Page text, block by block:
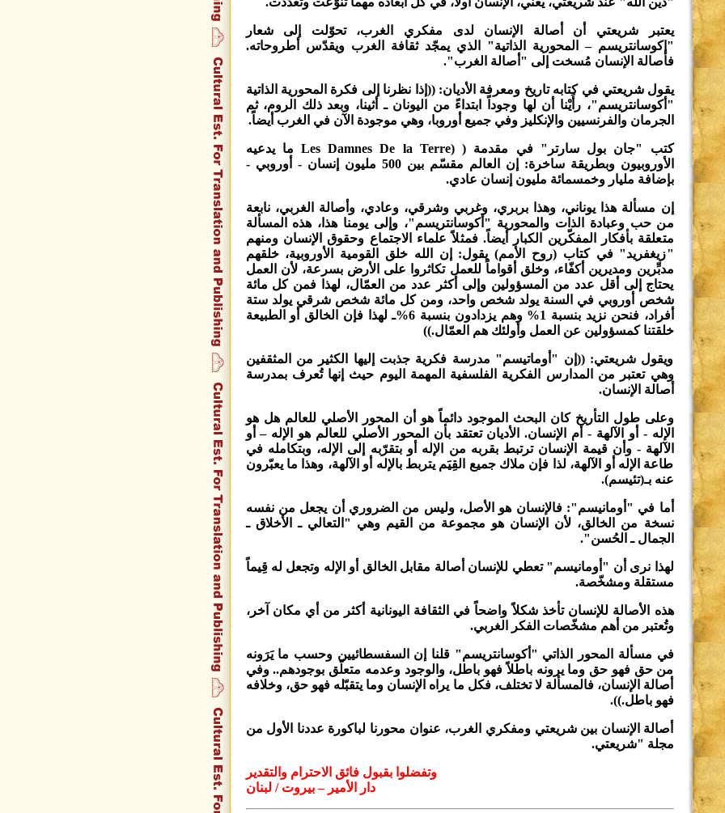
يعتبر شريعتي أن أصالة الإنسان لدى مفكري الغرب، تحوّلت إلى شعار
"إكوسانتريسم – المحورية الذاتية" الذي يمجّد ثقافة الغرب ويقدّس أطروحاته.
فأصالة الإنسان مُسخت إلى "أصالة الغرب".
يقول شريعتي في كتابه تاريخ ومعرفة الأديان: ((إذا نظرنا إلى فكرة المحورية الذاتية
"أكوسانتريسم"، رأَيْنا أن لها وجوداً ابتداءً من اليونان ـ أثينا، وبعد ذلك الروم، ثم
الجرمان والفرنسيين والإنكليز وفي جميع أوروبا، وهي موجودة الآن في الغرب أيضاً.
كتب "جان بول سارتر" في مقدمة ( (Les Damnes De la Terre ما يدعيه
الأوروبيون وبطريقة ساخرة: إن العالم مقسّم بين 500 مليون إنسان - أوروبي -
بإضافة مليار وخمسمائة مليون إنسان عادي.
إن مسألة هذا يوناني، وهذا بربري، وغربي وشرقي، وعادي، وأصالة الغربي، نابعة
من حب وعبادة الذات والمحورية "أكوسانتريسم"، وإلى يومنا هذا، هذه المسألة
متعلقة بأفكار المفكّرين الكبار أيضاً. فمثلاً علماء الاجتماع وحقوق الإنسان ومنهم
"زيغفريد" في كتاب (روح الأمم) يقول: إن الله خلق القومية الأوروبية، خلقهم
مدبِّرين ومديرين أكفّاء، وخلق أقواماً للعمل تكاثروا على الأرض بسرعة، لأن العمل
يحتاج إلى أقل عدد من المسؤولين وإلى أكثر عدد من العمّال، لهذا فمن كل مائة
شخص أوروبي في السنة يولد شخص واحد، ومن كل مائة شخص شرقي يولد ستة
أفراد، فنحن نزيد بنسبة 1% وهم يزدادون بنسبة 6%ـ لهذا فإن الخالق أو الطبيعة
خلقتنا كمسؤولين عن العمل وأولئك هم العمّال.))
ويقول شريعتي: ((إن "أوماتيسم" مدرسة فكرية جذبت إليها الكثير من المثقفين
وهي تعتبر من المدارس الفكرية الفلسفية المهمة اليوم حيث إنها تُعرف بمدرسة
أصالة الإنسان.
وعلى طول التأريخ كان البحث الموجود دائماً هو أن المحور الأصلي للعالم هل هو
الإله - أو الآلهة - أم الإنسان. الأديان تعتقد بأن المحور الأصلي للعالم هو الإله – أو
الآلهة - وأن قيمة الإنسان ترتبط بقربه من الإله أو بتقرّبه إلى الإله، وبتكامله في
طاعة الإله أو الآلهة، لذا فإن ملاك جميع القِيَم يتربط بالإله أو الآلهة، وهذا ما يعبّرون
عنه بـ(تئيسم).
أما في "أومانيسم": فالإنسان هو الأصل، وليس من الضروري أن يجعل من نفسه
نسخة من الخالق، لأن الإنسان هو مجموعة من القيم وهي "التعالي ـ الأخلاق ـ
الجمال ـ الحُسن".
لهذا نرى أن "أومانيسم" تعطي للإنسان أصالة مقابل الخالق أو الإله وتجعل له قِيماً
مستقلة ومشخّصة.
هذه الأصالة للإنسان تأخذ شكلاً واضحاً في الثقافة اليونانية أكثر من أي مكان آخر،
وتُعتبر من أهم مشخّصات الفكر الغربي.
في مسألة المحور الذاتي "أكوسانتريسم" قلنا إن السفسطائيين وحسب ما يَرَونه
من حق فهو حق وما يرونه باطلاً فهو باطل، والوجود وعدمه متعلّق بوجودهم.. وفي
أصالة الإنسان، فالمسألة لا تختلف، فكل ما يراه الإنسان وما يتقبّله فهو حق، وخلافه
فهو باطل.)).
أصالة الإنسان بين شريعتي ومفكري الغرب، عنوان محورنا لباكورة عددنا الأول من
مجلة "شريعتي.
وتفضلوا بقبول فائق الاحترام والتقدير
دار الأمير – بيروت / لبنان